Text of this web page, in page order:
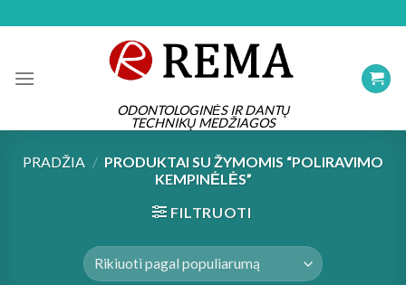
ODONTOLOGINĖS IR DANTŲ
TECHNIKŲ MEDŽIAGOS
PRADŽIA / PRODUKTAI SU ŽYMOMIS “POLIRAVIMO
KEMPINĖLĖS”
FILTRUOTI